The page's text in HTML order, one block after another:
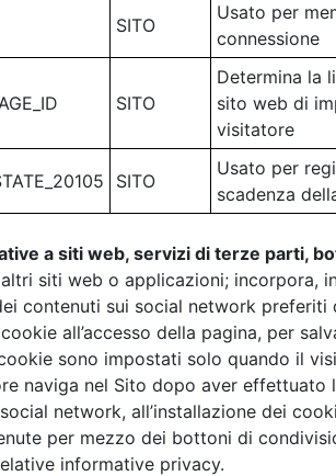
SITO
Usato per
connessione
SITO
Determina la
sito web di
visitatore
SITO
Usato per
scadenza
a siti web, servizi di terze parti,
siti web o applicazioni; incorpora,
contenuti sui social network
all’accesso della pagina, per
sono impostati solo quando il
naviga nel Sito dopo aver
network, all’installazione dei
per mezzo dei bottoni di
informative privacy.